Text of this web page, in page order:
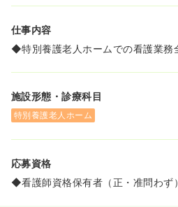
仕事内容
◆特別養護老人ホームでの看護業務
施設形態・診療科目
特別養護老人ホーム
応募資格
◆看護師資格保有者（正・准問わず）